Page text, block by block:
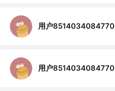
用户8514034084770
用户8514034084770